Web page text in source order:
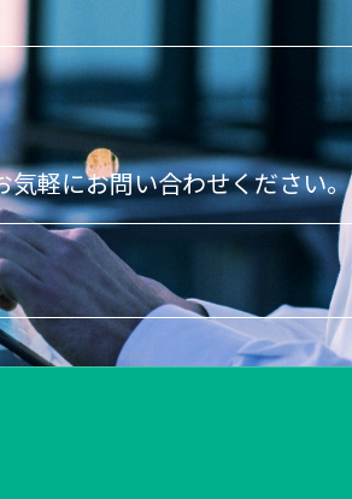
軽にお問い合わせください。